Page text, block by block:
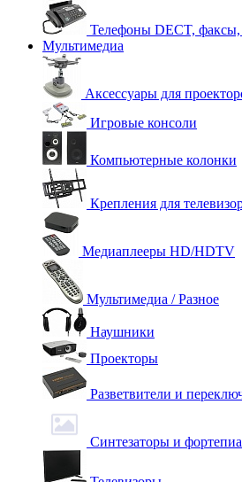
Телефоны DECT, факсы,
Мультимедиа
Аксессуары для
Игровые консоли
Компьютерные колонки
Крепления для
Медиаплееры HD/HDTV
Мультимедиа / Разное
Наушники
Проекторы
Разветвители и
Синтезаторы и